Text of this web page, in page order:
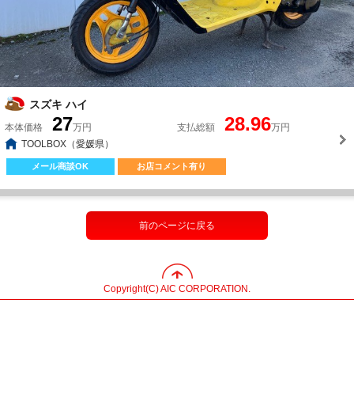
スズキ ハイ
本体価格 27万円 支払総額 28.96万円
TOOLBOX（愛媛県）
メール商談OK お店コメント有り
前のページに戻る
Copyright(C) AIC CORPORATION.